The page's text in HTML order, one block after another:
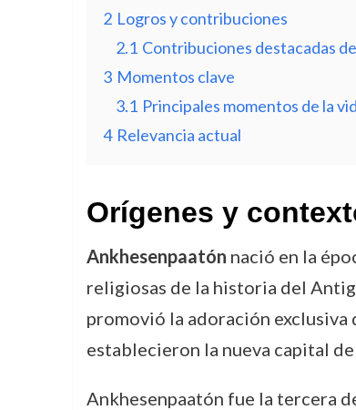
2 Logros y contribuciones
2.1 Contribuciones destacadas
3 Momentos clave
3.1 Principales momentos de la
4 Relevancia actual
Orígenes y
Ankhesenpaatón nació en la
religiosas de la historia del
promovió la adoración exclusiva
establecieron la nueva capital
Ankhesenpaatón fue la tercera